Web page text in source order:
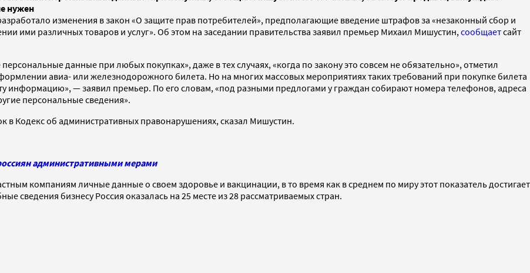
нужен
изменения в закон «О защите прав потребителей», предполагающие введение штрафов за «незаконный сбор и
ими различных товаров и услуг». Об этом на заседании правительства заявил премьер Михаил Мишустин, сообщаетсайт
данные при любых покупках», даже в тех случаях, «когда по закону это совсем не обязательно», отметил
авиа- или железнодорожного билета. Но на многих массовых мероприятиях таких требований при покупке билета
информацию», — заявил премьер. По его словам, «под разными предлогами у граждан собирают номера телефонов, адреса
персональные сведения».
в Кодекс об административных правонарушениях, сказал Мишустин.
административными мерами
компаниям личные данные о своем здоровье и вакцинации, в то время как в среднем по миру этот показатель достигает
сведения бизнесу Россия оказалась на 25 месте из 28 рассматриваемых стран.